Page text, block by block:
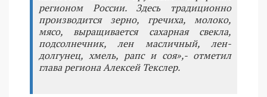
регионом России. Здесь традиционно
производится зерно, гречиха, молоко,
мясо, выращивается сахарная свекла,
подсолнечник, лен масличный, лен-
долгунец, хмель, рапс и соя»,- отметил
глава региона Алексей Текслер.